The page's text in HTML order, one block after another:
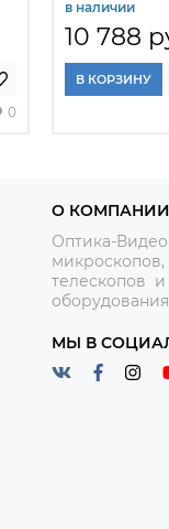
0
в наличии
10 788
В КОРЗИНУ
О КОМПАНИИ
Оптика-
телескопов и
МЫ В